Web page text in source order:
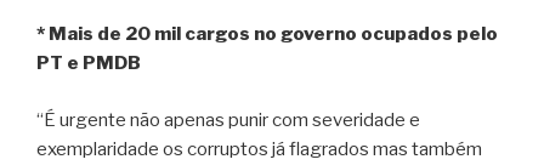
* Mais de 20 mil cargos no governo ocupados pelo
PT e PMDB
“É urgente não apenas punir com severidade e
exemplaridade os corruptos já flagrados mas também